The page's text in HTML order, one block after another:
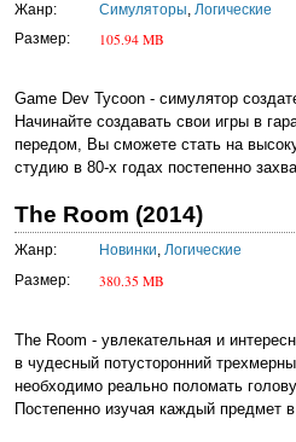
Жанр: Симуляторы Логические
Размер: 105.94 MB
Game Dev Tycoon - симулятор
Начинайте создавать свои игры в
передом, Вы сможете стать на
студию в 80-х годах постепенно
The Room (2014)
Жанр: Новинки Логические
Размер: 380.35 MB
The Room - увлекательная и
в чудесный потусторонний
необходимо реально поломать
Постепенно изучая каждый предмет